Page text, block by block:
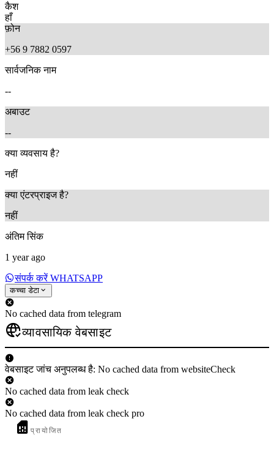
कैश
हाँ
फ़ोन
+56 9 7882 0597
सार्वजनिक नाम
--
अबाउट
--
क्या व्यवसाय है?
नहीं
क्या एंटरप्राइज है?
नहीं
अंतिम सिंक
1 year ago
संपर्क करें WHATSAPP
कच्चा डेटा
No cached data from telegram
व्यावसायिक वेबसाइट
वेबसाइट जांच अनुपलब्ध है: No cached data from websiteCheck
No cached data from leak check
No cached data from leak check pro
प्रायोजित